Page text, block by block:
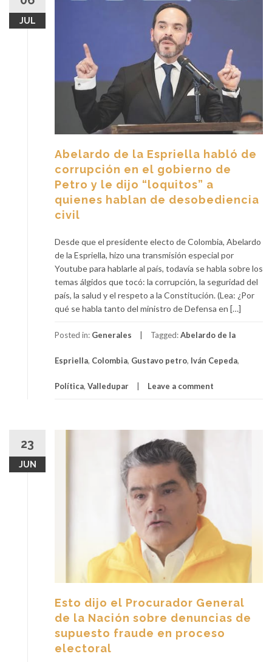
JUL
Abelardo de la Espriella habló de
corrupción en el gobierno de
Petro y le dijo “loquitos” a
quienes hablan de desobediencia
civil
Desde que el presidente electo de Colombia, Abelardo
de la Espriella, hizo una transmisión especial por
Youtube para hablarle al país, todavía se habla sobre los
temas álgidos que tocó: la corrupción, la seguridad del
país, la salud y el respeto a la Constitución. (Lea: ¿Por
qué se habla tanto del ministro de Defensa en […]
Posted in: Generales Tagged:Abelardo de la
Espriella, Colombia, Gustavo petro, Iván Cepeda,
Política, Valledupar Leave a comment
23
JUN
Esto dijo el Procurador General
de la Nación sobre denuncias de
supuesto fraude en proceso
electoral